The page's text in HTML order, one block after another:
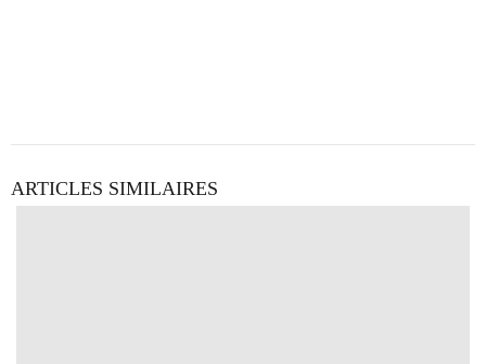
ARTICLES SIMILAIRES